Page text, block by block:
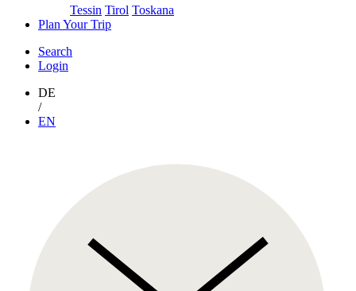
Tessin Tirol Toskana
Plan Your Trip
Search
Login
DE
/
EN